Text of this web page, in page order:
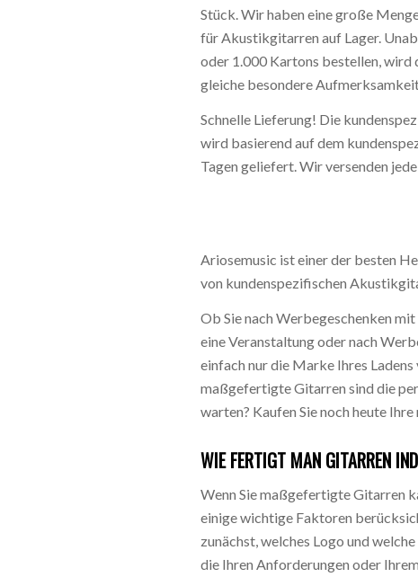
Stück. Wir haben eine große
für Akustikgitarren auf Lager.
oder 1.000 Kartons bestellen, wird
gleiche besondere
Schnelle Lieferung! Die
wird basierend auf dem
Tagen geliefert. Wir versenden
Ariosemusic ist einer der besten
von kundenspezifischen
Ob Sie nach Werbegeschenken
eine Veranstaltung oder nach
einfach nur die Marke Ihres
maßgefertigte Gitarren sind die
warten? Kaufen Sie noch heute
WIE FERTIGT MAN GITARREN
Wenn Sie maßgefertigte Gitarren
einige wichtige Faktoren
zunächst, welches Logo und
die Ihren Anforderungen oder